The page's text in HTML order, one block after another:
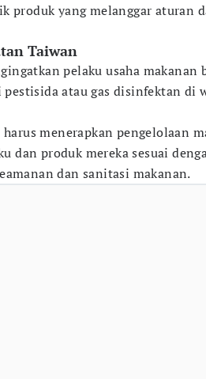
produk yang melanggar aturan
Taiwan
pelaku usaha makanan
atau gas disinfektan di
menerapkan pengelolaan
dan produk mereka sesuai
dan sanitasi makanan.